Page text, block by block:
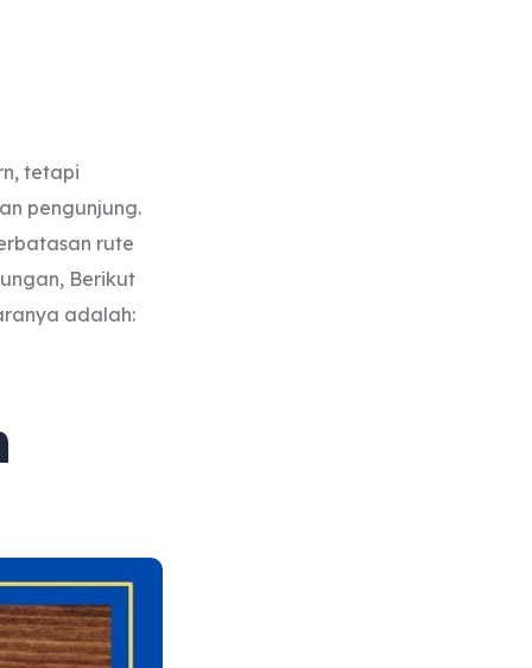
tetapi
pengunjung.
rute
Berikut
adalah: